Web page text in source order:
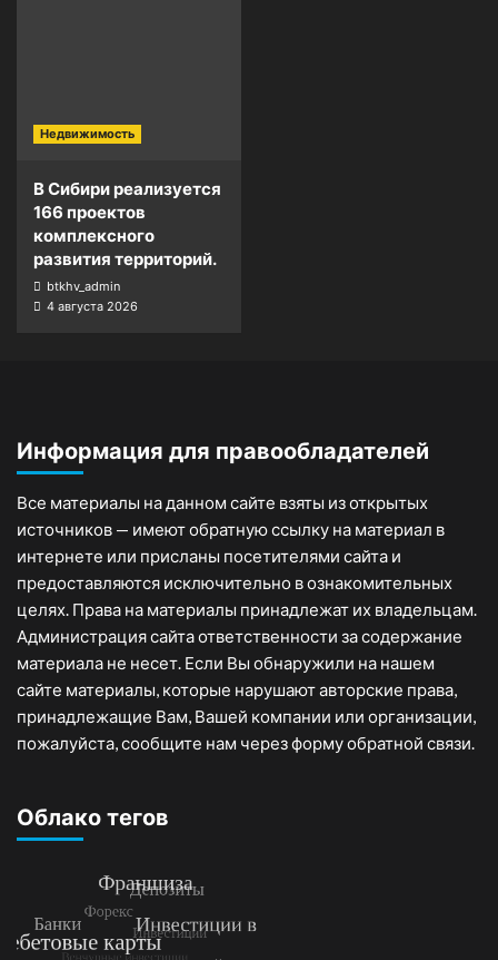
Недвижимость
В Сибири реализуется
166 проектов
комплексного
развития территорий.
btkhv_admin
4 августа 2026
Информация для правообладателей
Все материалы на данном сайте взяты из открытых
источников — имеют обратную ссылку на материал в
интернете или присланы посетителями сайта и
предоставляются исключительно в ознакомительных
целях. Права на материалы принадлежат их владельцам.
Администрация сайта ответственности за содержание
материала не несет. Если Вы обнаружили на нашем
сайте материалы, которые нарушают авторские права,
принадлежащие Вам, Вашей компании или организации,
пожалуйста, сообщите нам через форму обратной связи.
Облако тегов